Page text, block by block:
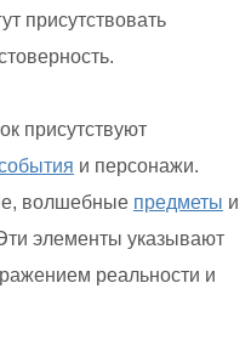
присутствовать
присутствуют
и персонажи.
волшебные предметы и
элементы указывают
реальности и